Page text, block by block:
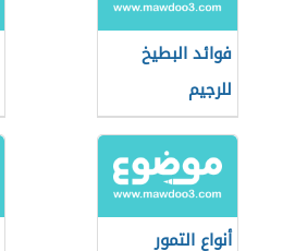
فوائد البطيخ
للرجيم
أنواع التمور